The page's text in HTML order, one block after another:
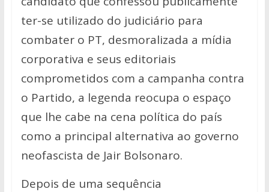
ter-se utilizado do judiciário para
combater o PT, desmoralizada a mídia
corporativa e seus editoriais
comprometidos com a campanha contra
o Partido, a legenda reocupa o espaço
que lhe cabe na cena política do país
como a principal alternativa ao governo
neofascista de Jair Bolsonaro.
Depois de uma sequência